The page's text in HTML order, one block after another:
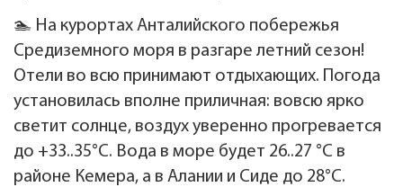
🏊 На курортах Анталийского побережья
Средиземного моря в разгаре летний сезон!
Отели во всю принимают отдыхающих. Погода
установилась вполне приличная: вовсю ярко
светит солнце, воздух уверенно прогревается
до +33..35°C. Вода в море будет 26..27 °C в
районе Кемера, а в Алании и Сиде до 28°C.